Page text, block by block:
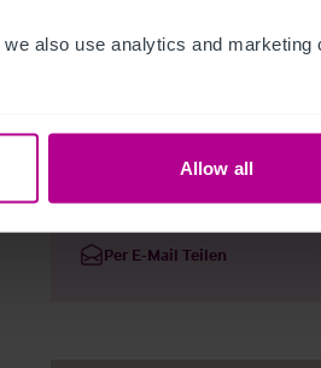
also use analytics and marketing
Allow all
Public Bar
Details herunterladen
Per E-Mail Teilen